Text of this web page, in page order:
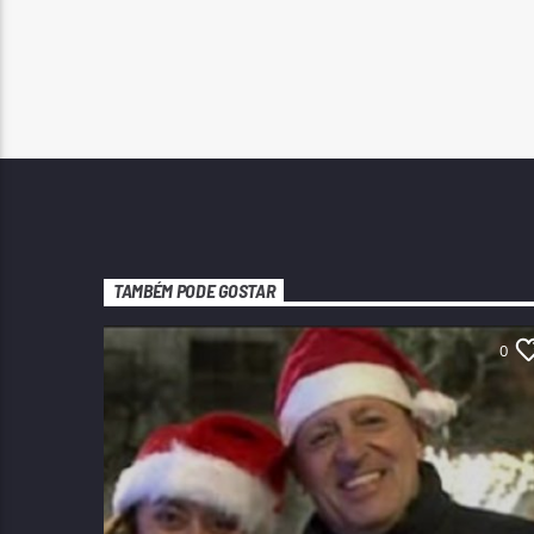
TAMBÉM PODE GOSTAR
0